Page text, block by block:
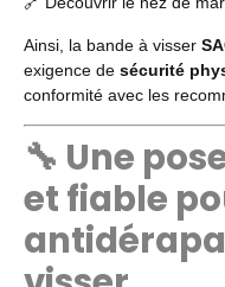
Ainsi, la bande à visser
exigence de sécurité
conformité avec les
🔧 Une
et fiable